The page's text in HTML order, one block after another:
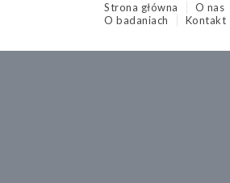
Strona główna O nas
O badaniach
Kontakt